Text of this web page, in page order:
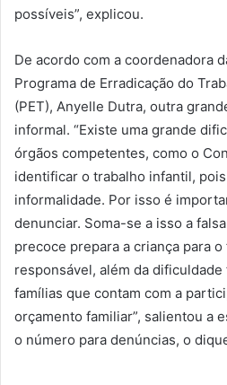
possíveis”, explicou.
De acordo com a coordenadora
Programa de Erradicação do
(PET), Anyelle Dutra, outra
informal. “Existe uma grande
órgãos competentes, como o
identificar o trabalho infantil,
informalidade. Por isso é
denunciar. Soma-se a isso a
precoce prepara a criança para
responsável, além da
famílias que contam com a
orçamento familiar”, salientou a
o número para denúncias, o